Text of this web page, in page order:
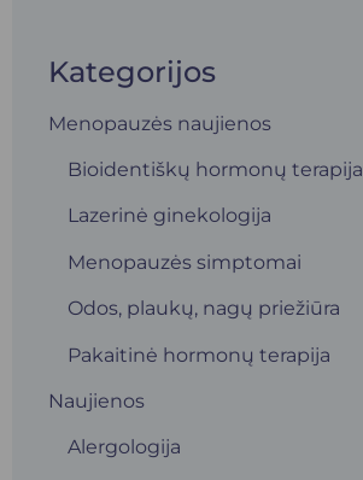
Kategorijos
Menopauzės naujienos
Bioidentiškų hormonų terapija
Lazerinė ginekologija
Menopauzės simptomai
Odos, plaukų, nagų priežiūra
Pakaitinė hormonų terapija
Naujienos
Alergologija